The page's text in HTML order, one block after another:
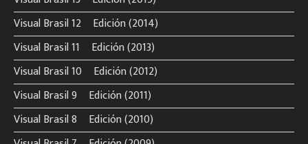
Visual Brasil 12º Edición (2014)
Visual Brasil 11º Edición (2013)
Visual Brasil 10º Edición (2012)
Visual Brasil 9º Edición (2011)
Visual Brasil 8º Edición (2010)